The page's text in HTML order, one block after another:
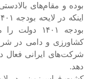
بوده و مقام‌های
بودجه
کشاورزی و دامی در
شرکت‌های ایرانی فعال
دهد.